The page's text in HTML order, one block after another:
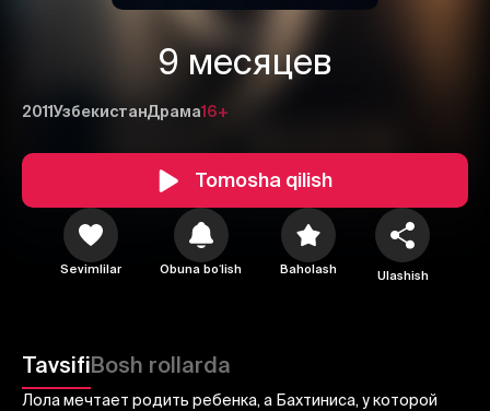
9 месяцев
2011УзбекистанДрама16+
Tomosha qilish
Sevimlilar Obuna boʻlish Baholash Ulashish
TavsifiBosh rollarda
Лола мечтает родить ребенка, а Бахтиниса, у которой
1 2 3